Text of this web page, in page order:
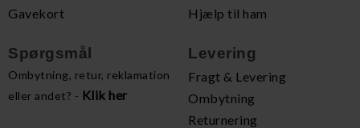
Gavekort
Hjælp til ham
Spørgsmål
Ombytning, retur, reklamation
eller andet? - Klik her
Levering
Fragt & Levering
Ombytning
Returnering